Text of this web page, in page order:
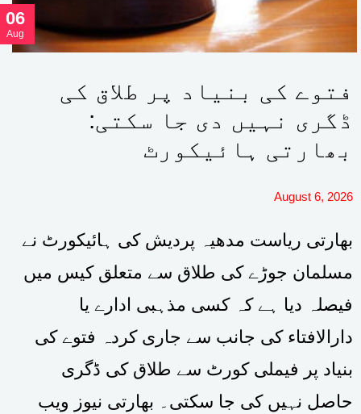
06
Aug
فتوے کی بنیاد پر طلاق کی
ڈگری نہیں دی جا سکتی:
بھارتی ہائیکورٹ
August 6, 2026
بھارتی ریاست مدھیہ پردیش کی ہائیکورٹ نے
مسلمان جوڑے کی طلاق سے متعلق کیس میں
فیصلہ دیا ہے کہ کسی مذہبی ادارے یا
دارالافتاء کی جانب سے جاری کردہ فتوے کی
بنیاد پر فیملی کورٹ سے طلاق کی ڈگری
حاصل نہیں کی جا سکتی۔ بھارتی نیوز ویب